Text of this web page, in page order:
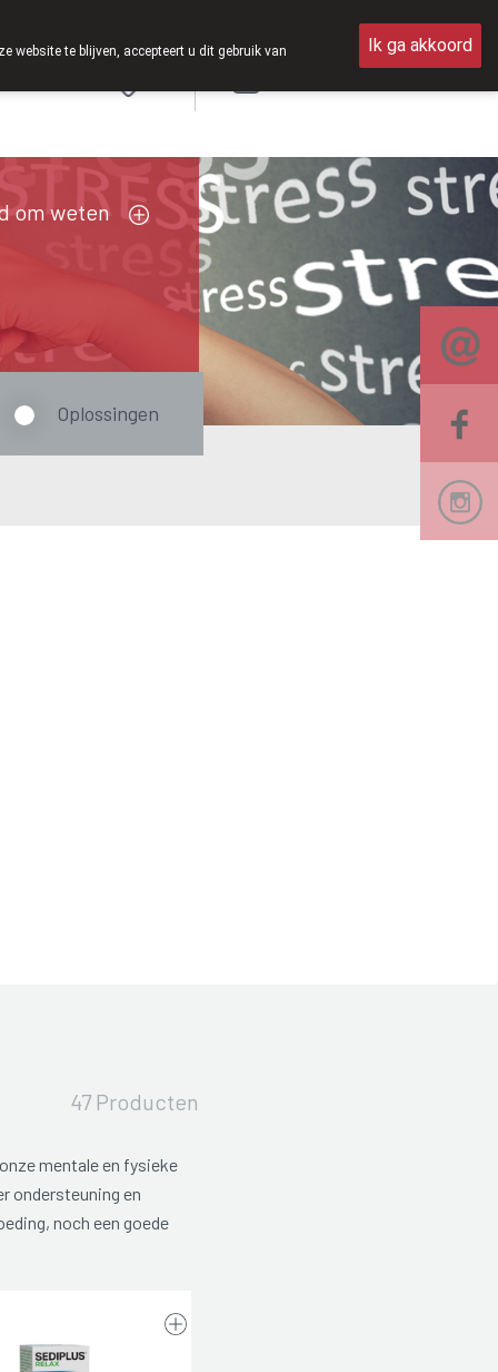
om weten
Oplossingen
47 Producten
mentale en fysieke
ondersteuning en
noch een goede
website te blijven, accepteert u dit gebruik van Ik ga akkoord